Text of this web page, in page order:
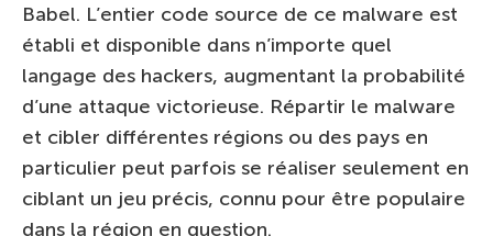
Babel. L’entier code source de ce malware est
établi et disponible dans n’importe quel
langage des hackers, augmentant la probabilité
d’une attaque victorieuse. Répartir le malware
et cibler différentes régions ou des pays en
particulier peut parfois se réaliser seulement en
ciblant un jeu précis, connu pour être populaire
dans la région en question.